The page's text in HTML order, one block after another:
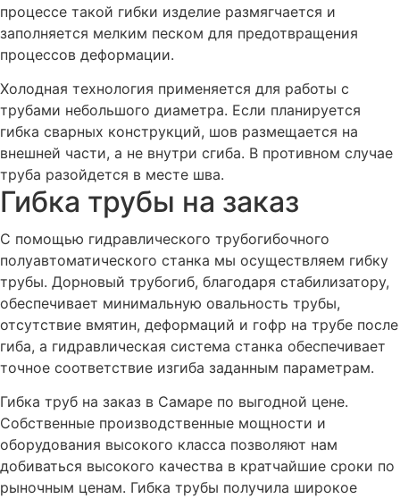
процессе такой гибки изделие размягчается и
заполняется мелким песком для предотвращения
процессов деформации.
Холодная технология применяется для работы с
трубами небольшого диаметра. Если планируется
гибка сварных конструкций, шов размещается на
внешней части, а не внутри сгиба. В противном случае
труба разойдется в месте шва.
Гибка трубы на заказ
С помощью гидравлического трубогибочного
полуавтоматического станка мы осуществляем гибку
трубы. Дорновый трубогиб, благодаря стабилизатору,
обеспечивает минимальную овальность трубы,
отсутствие вмятин, деформаций и гофр на трубе после
гиба, а гидравлическая система станка обеспечивает
точное соответствие изгиба заданным параметрам.
Гибка труб на заказ в Самаре по выгодной цене.
Собственные производственные мощности и
оборудования высокого класса позволяют нам
добиваться высокого качества в кратчайшие сроки по
рыночным ценам. Гибка трубы получила широкое